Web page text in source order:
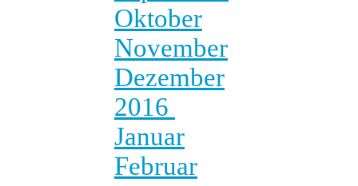
Oktober
November
Dezember
2016
Januar
Februar